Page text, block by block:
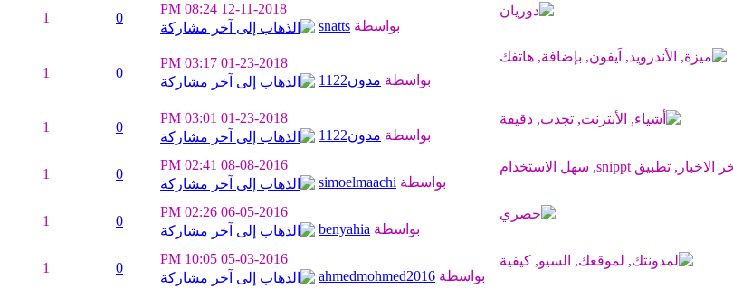
12-11-2018
08:24 PM
بواسطة snatts
0
1
01-23-2018
03:17 PM
بواسطة مدون1122 0
1
01-23-2018
03:01 PM
بواسطة مدون1122
0
1
08-08-2016
02:41 PM
بواسطة simoelmaachi
0
1
06-05-2016
02:26 PM
بواسطة benyahia
0
1
05-03-2016
10:05 PM
بواسطة ahmedmohmed2016
0
1